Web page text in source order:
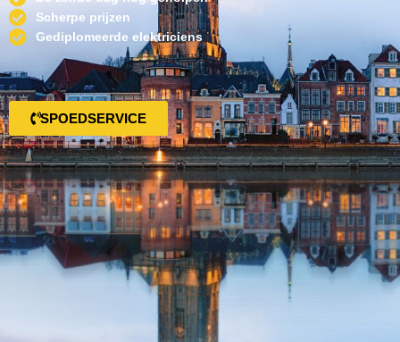
Scherpe prijzen
Gediplomeerde elektriciens
SPOEDSERVICE